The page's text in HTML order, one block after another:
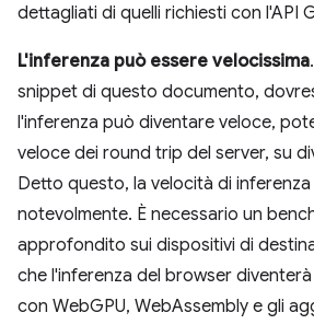
dettagliati di quelli richiesti con l'API
L'inferenza può essere velocissima
snippet di questo documento,
l'inferenza può diventare veloce,
veloce dei round trip del server, su
Detto questo, la velocità di
notevolmente. È necessario un
approfondito sui dispositivi di
che l'inferenza del browser
con WebGPU, WebAssembly e gli